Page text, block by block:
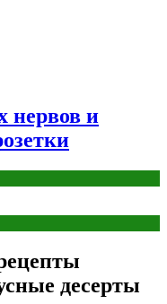
нервов и
десерты